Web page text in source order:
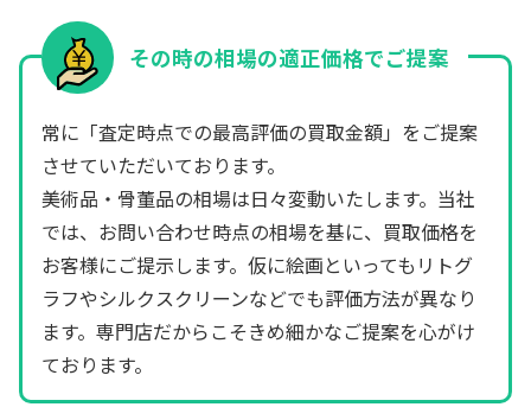
その時の相場の適正価格でご提案
常に「査定時点での最高評価の買取金額」をご提案
させていただいております。
美術品・骨董品の相場は日々変動いたします。当社
では、お問い合わせ時点の相場を基に、買取価格を
お客様にご提示します。仮に絵画といってもリトグ
ラフやシルクスクリーンなどでも評価方法が異なり
ます。専門店だからこそきめ細かなご提案を心がけ
ております。